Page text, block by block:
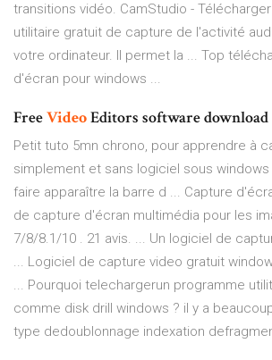
transitions vidéo. CamStudio -
utilitaire gratuit de capture de l'activité
votre ordinateur. Il permet la ... Top
d'écran pour windows ...
FreeVideoEditors software download
Petit tuto 5mn chrono, pour apprendre à
simplement et sans logiciel sous windows
faire apparaître la barre d ... Capture
de capture d'écran multimédia pour les
7/8/8.1/10 . 21 avis. ... Un logiciel de
... Logiciel de capture video gratuit
... Pourquoi telechargerun programme
comme disk drill windows ? il y a
type dedoublonnage indexation